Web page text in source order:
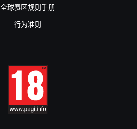
全球赛区规则手册
行为准则